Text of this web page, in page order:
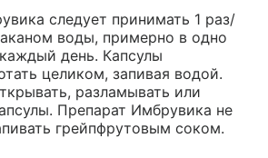
следует принимать 1 раз/
воды, примерно в одно
день. Капсулы
целиком, запивая водой.
разламывать или
Препарат Имбрувика не
грейпфрутовым соком.